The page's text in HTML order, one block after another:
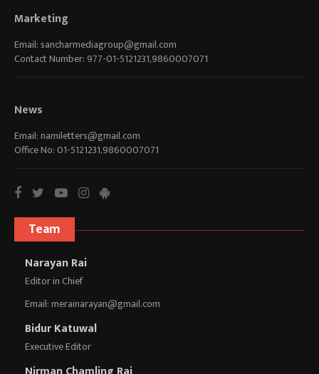
Marketing
Email: sancharmediagroup@gmail.com
Contact Number: 977-01-5121231,9860007071
News
Email:namiletters@gmail.com
Office No: 01-5121231,9860007071
Team
Narayan Rai
Editor in Chief
Email:merainarayan@gmail.com
Bidur Katuwal
Executive Editor